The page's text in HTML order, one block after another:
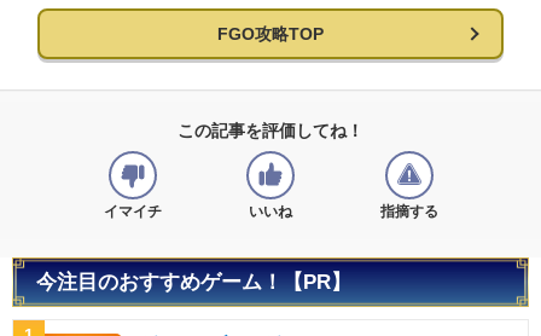
FGO攻略TOP
この記事を評価してね！
イマイチ いいね 指摘する
今注目のおすすめゲーム！【PR】